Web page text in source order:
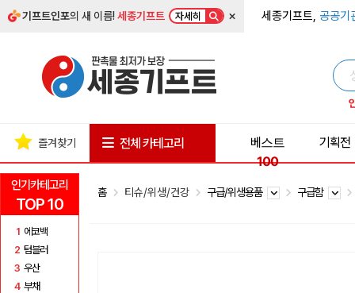
기프트인포의 새 이름!세종기프트 자세히 × 세종기프트, 공공기
인기카테고리
TOP 10
1 에코백
2 텀블러
3 우산
4 부채
즐겨찾기 전체 카테고리
베스트
100
기획전
홈 티슈/위생/건강 구급/위생용품 구급함